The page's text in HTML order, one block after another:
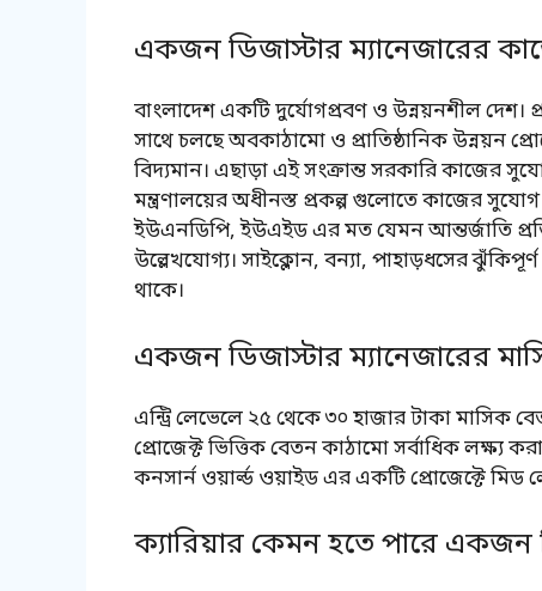
একজন ডিজাস্টার ম্যানেজারের
বাংলাদেশ একটি দুর্যোগপ্রবণ ও উন্নয়নশীল দেশ।
সাথে চলছে অবকাঠামো ও প্রাতিষ্ঠানিক উন্নয়ন
বিদ্যমান। এছাড়া এই সংক্রান্ত সরকারি কাজের
মন্ত্রণালয়ের অধীনস্ত প্রকল্প গুলোতে কাজের
ইউএনডিপি, ইউএইড এর মত যেমন আন্তর্জাতি
উল্লেখযোগ্য। সাইক্লোন, বন্যা, পাহাড়ধসের
থাকে।
একজন ডিজাস্টার ম্যানেজারের
এন্ট্রি লেভেলে ২৫ থেকে ৩০ হাজার টাকা মাসিক
প্রোজেক্ট ভিত্তিক বেতন কাঠামো সর্বাধিক লক্ষ্য
কনসার্ন ওয়ার্ল্ড ওয়াইড এর একটি প্রোজেক্টে মিড
ক্যারিয়ার কেমন হতে পারে একজন